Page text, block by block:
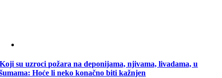
Koji su uzroci požara na deponijama, njivama, livadama, u
šumama: Hoće li neko konačno biti kažnjen